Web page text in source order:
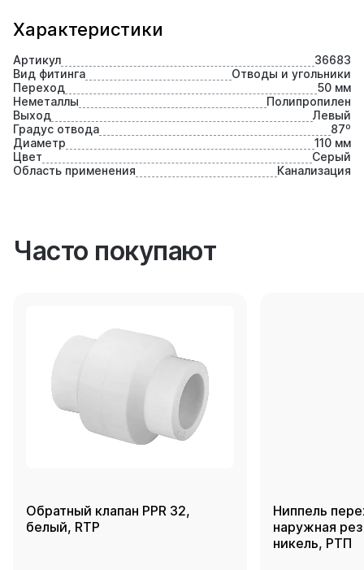
Характеристики
Артикул
36683
Вид фитинга
Отводы и угольники
Переход
50 мм
Неметаллы
Полипропилен
Выход
Левый
Градус отвода
87⁰
Диаметр
110 мм
Цвет
Серый
Область применения
Канализация
Часто покупают
Обратный клапан PPR 32,
белый, RTP
Ниппель
наружная
никель, РТП